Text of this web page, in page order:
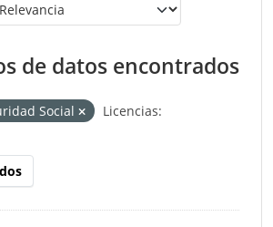
de datos encontrados
Social
Licencias: